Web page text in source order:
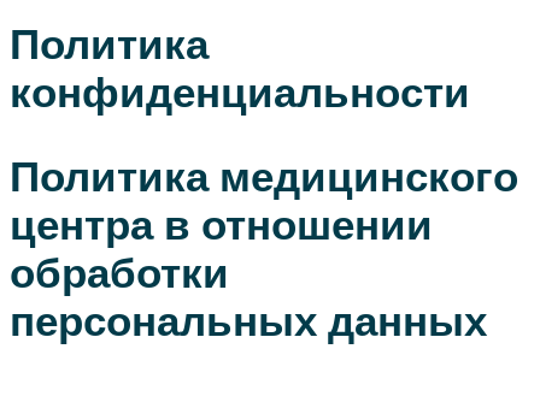
Политика
конфиденциальности
Политика медицинского
центра в отношении
обработки
персональных данных